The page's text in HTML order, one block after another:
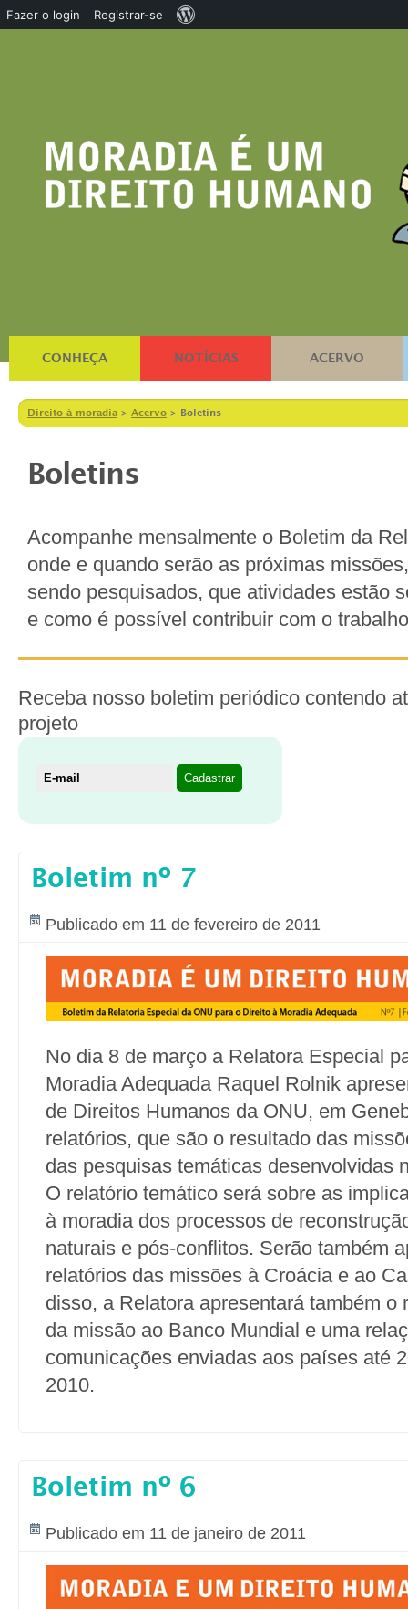
CONHEÇA NOTÍCIAS ACERVO
Direito à moradia > Acervo > Boletins
Boletins
Acompanhe mensalmente o Boletim da
onde e quando serão as próximas
sendo pesquisados, que atividades estão
e como é possível contribuir com o
Receba nosso boletim periódico contendo
projeto
Boletim nº 7
Publicado em 11 de fevereiro de 2011
No dia 8 de março a Relatora Especial
Moradia Adequada Raquel Rolnik
de Direitos Humanos da ONU, em
relatórios, que são o resultado das
das pesquisas temáticas desenvolvidas
O relatório temático será sobre as
à moradia dos processos de
naturais e pós-conflitos. Serão também
relatórios das missões à Croácia e ao
disso, a Relatora apresentará também o
da missão ao Banco Mundial e uma
comunicações enviadas aos países até
2010.
Boletim nº 6
Publicado em 11 de janeiro de 2011
Fazer o login Registrar-se